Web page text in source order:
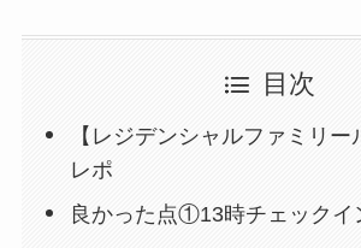
目次
【レジデンシャルファミリ
レポ
良かった点①13時チェックイ